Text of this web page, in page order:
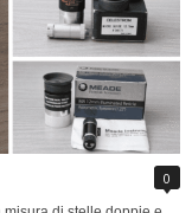
0